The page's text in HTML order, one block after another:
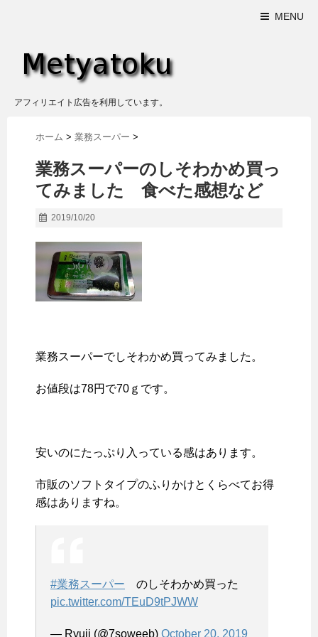
MENU
アフィリエイト広告を利用しています。
ホーム > 業務スーパー >
業務スーパーのしそわかめ買っ
てみました 食べた感想など
2019/10/20
業務スーパーでしそわかめ買ってみました。
お値段は78円で70ｇです。
安いのにたっぷり入っている感はあります。
市販のソフトタイプのふりかけとくらべてお得
感はありますね。
#業務スーパー のしそわかめ買った
pic.twitter.com/TEuD9tPJWW
— Ryuji (@7soweeb) October 20, 2019